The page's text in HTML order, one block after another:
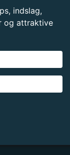
indslag,
og attraktive